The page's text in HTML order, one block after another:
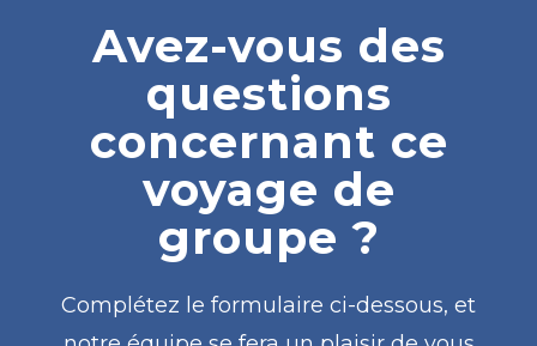
Avez-vous des
questions
concernant ce
voyage de
groupe ?
Complétez le formulaire ci-dessous, et